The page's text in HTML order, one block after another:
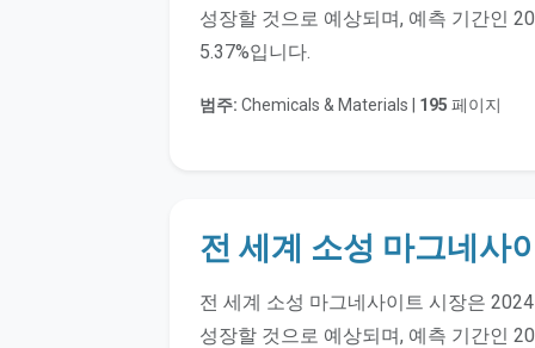
성장할 것으로 예상되며, 예측 기간인
5.37%입니다.
범주: Chemicals & Materials | 195 페이지
전 세계 소성 마그네사
전 세계 소성 마그네사이트 시장은
성장할 것으로 예상되며, 예측 기간인